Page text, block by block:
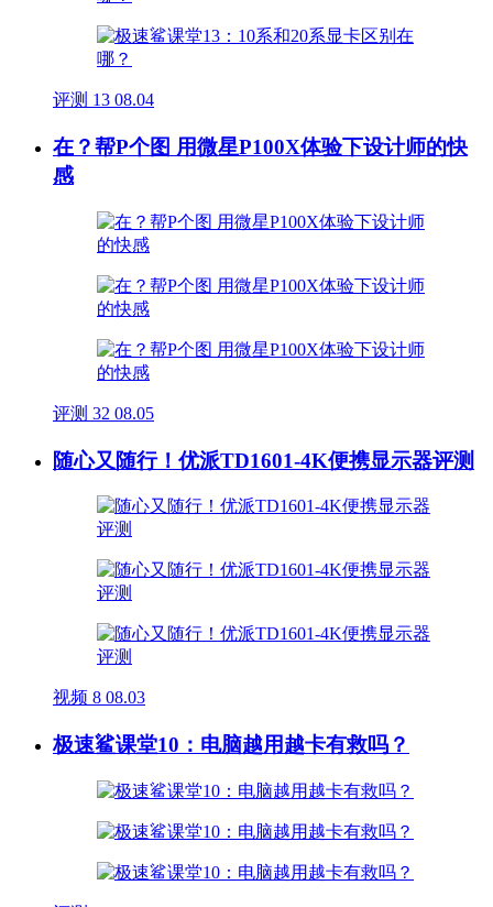
评测 13 08.04
在？帮P个图 用微星P100X体验下设计师的快
感
评测 32 08.05
随心又随行！优派TD1601-4K便携显示器评测
视频 8 08.03
极速鲨课堂10：电脑越用越卡有救吗？